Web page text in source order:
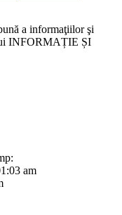
a informaţiilor şi
INFORMAȚIE ȘI
am